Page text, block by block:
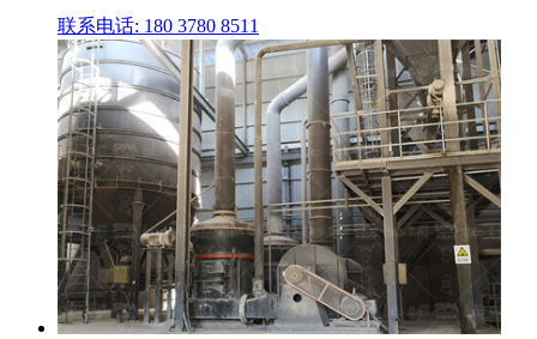
联系电话: 180 3780 8511